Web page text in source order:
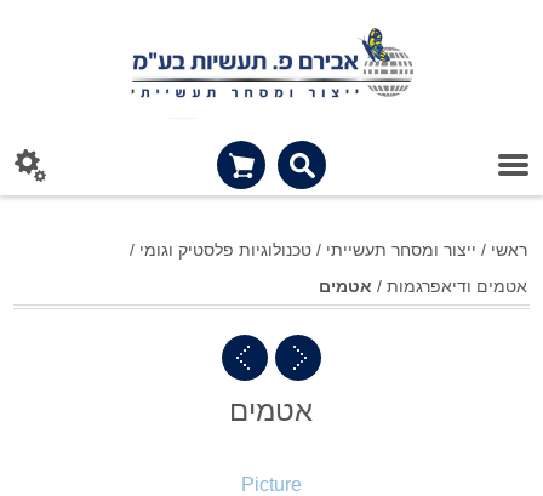
ראשי / ייצור ומסחר תעשייתי / טכנולוגיות פלסטיק וגומי /
אטמים ודיאפרגמות / אטמים
אטמים
Picture